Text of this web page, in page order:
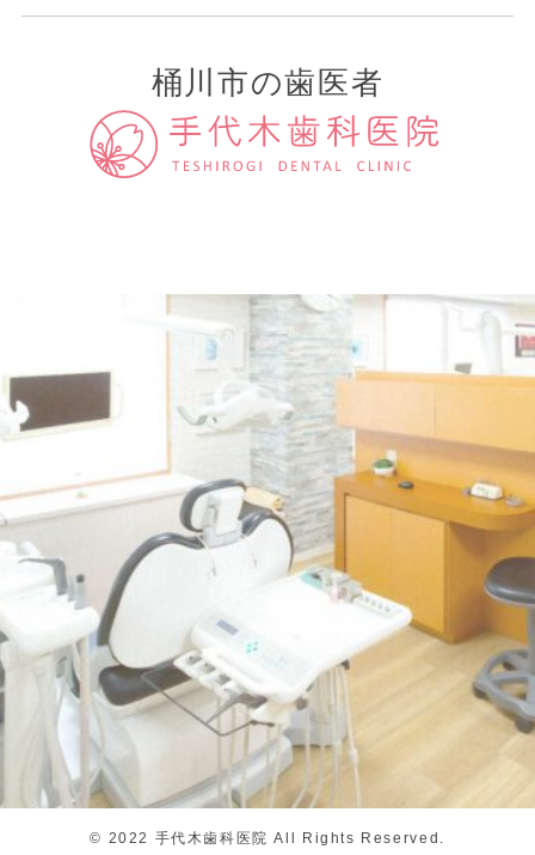
桶川市の歯医者
© 2022 手代木歯科医院 All Rights Reserved.